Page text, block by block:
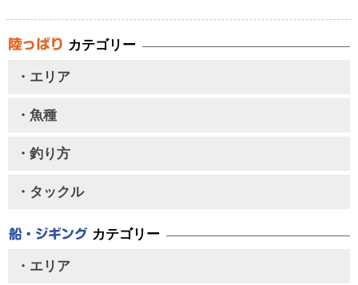
カテゴリー
・エリア
・魚種
・釣り方
・タックル
カテゴリー
・エリア